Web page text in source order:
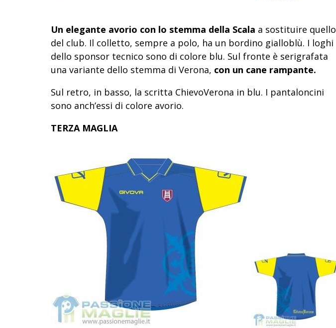
Un elegante avorio con lo stemma della Scala a sostituire quello
del club. Il colletto, sempre a polo, ha un bordino gialloblù. I loghi
dello sponsor tecnico sono di colore blu. Sul fronte è serigrafata
una variante dello stemma di Verona, con un cane rampante.
Sul retro, in basso, la scritta ChievoVerona in blu. I pantaloncini
sono anch’essi di colore avorio.
TERZA MAGLIA